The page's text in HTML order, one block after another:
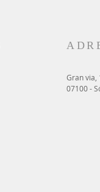
Gran via,
07100 -